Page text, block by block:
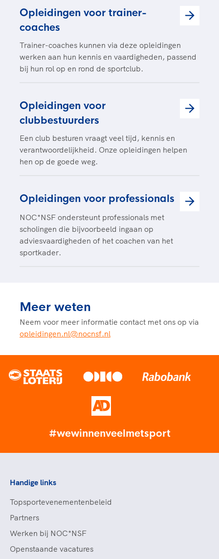
Opleidingen voor trainer-
coaches
Trainer-coaches kunnen via deze opleidingen
werken aan hun kennis en vaardigheden, passend
bij hun rol op en rond de sportclub.
Opleidingen voor
clubbestuurders
Een club besturen vraagt veel tijd, kennis en
verantwoordelijkheid. Onze opleidingen helpen
hen op de goede weg.
Opleidingen voor professionals
NOC*NSF ondersteunt professionals met
scholingen die bijvoorbeeld ingaan op
adviesvaardigheden of het coachen van het
sportkader.
Meer weten
Neem voor meer informatie contact met ons op via
opleidingen.nl@nocnsf.nl
#wewinnenveelmetsport
Handige links
Topsportevenementenbeleid
Partners
Werken bij NOC*NSF
Openstaande vacatures